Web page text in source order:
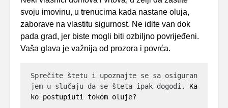
svoju imovinu, u trenucima kada nastane oluja,
zaborave na vlastitu sigurnost. Ne idite van dok
pada grad, jer biste mogli biti ozbiljno povrijeđeni.
Vaša glava je važnija od prozora i povrća.
Sprečite štetu i upoznajte se sa osiguran
jem u slučaju da se šteta ipak dogodi. Ka
ko postupiuti tokom oluje?